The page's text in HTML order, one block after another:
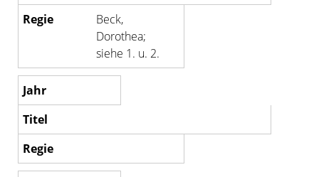
Beck,
Dorothea;
siehe 1. u. 2.